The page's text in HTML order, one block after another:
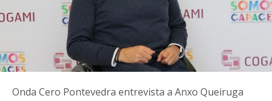
Onda Cero Pontevedra entrevista a Anxo Queiruga